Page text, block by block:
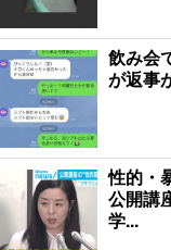
飲み会
が返事
性的・
公開講
学...